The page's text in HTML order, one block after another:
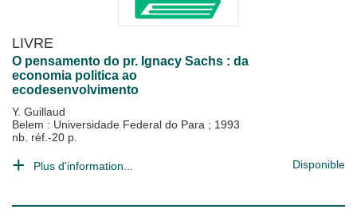
LIVRE
O pensamento do pr. Ignacy Sachs : da
economia politica ao
ecodesenvolvimento
Y. Guillaud
Belem : Universidade Federal do Para ; 1993
nb. réf.-20 p.
Plus d'information... Disponible